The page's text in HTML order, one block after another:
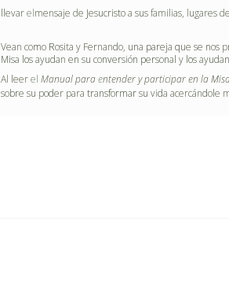
llevarelmensaje de Jesucristo a sus familias, lugares de
Vean como Rosita y Fernando, una pareja que se nos p
Misa los ayudan en su conversión personal y los ayudan
Al leerel Manual paraentender y participar en laM
sobre su poder para transformarsu vida acercándole